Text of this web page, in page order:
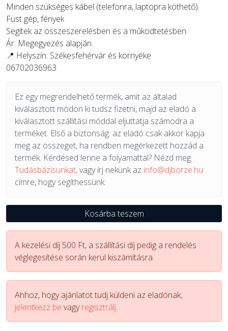
​Minden szükséges kábel (telefonra, laptopra köthető).
Füst gép, fények
​Segítek az összeszerelésben és a működtetésben.
​Ár: Megegyezés alapján.
📍 Helyszín: Székesfehérvár és környéke
06702036963
Ez egy megrendelhető termék, amit az általad
kiválasztott módon ki tudsz fizetni, majd az eladó a
kiválasztott szállítási móddal eljuttatja számodra a
terméket. Első a biztonság: az eladó csak akkor kapja
meg az összeget, ha rendben megérkezett hozzád a
termék. Kérdésed lenne a folyamattal? Nézd meg
Tudásbázisunkat, vagy írj nekünk az info@djborze.hu
címre, hogy segíthessünk.
Kosárba teszem
A kezelési díj 500 Ft, a szállítási díj pedig a rendelés
véglegesítése során kerül kiszámításra.
Ahhoz, hogy ajánlatot tudj küldeni az eladónak,
jelentkezz be vagyregisztrálj.